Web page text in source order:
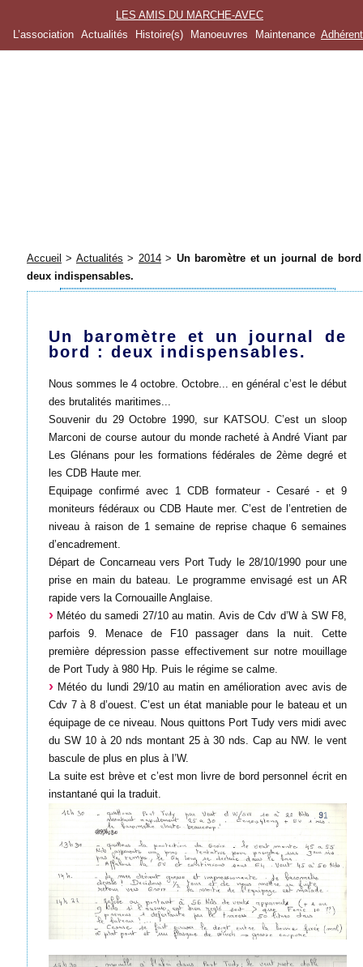
LES AMIS DU MARCHE-AVEC
L’association
Actualités Histoire(s) Manoeuvres Maintenance
Accueil > Actualités > 2014> Un baromètre et un journal de
deux indispensables.
Un baromètre et un journal de
bord : deux indispensables.
Nous sommes le 4 octobre. Octobre... en général c’est le début
des brutalités maritimes...
Souvenir du 29 Octobre 1990, sur KATSOU. C’est un sloop
Marconi de course autour du monde racheté à André Viant par
Les Glénans pour les formations fédérales de 2ème degré et
les CDB Haute mer.
Equipage confirmé avec 1 CDB formateur - Cesaré - et 9
moniteurs fédéraux ou CDB Haute mer. C’est de l’entretien de
niveau à raison de 1 semaine de reprise chaque 6 semaines
d’encadrement.
Départ de Concarneau vers Port Tudy le 28/10/1990 pour une
prise en main du bateau. Le programme envisagé est un AR
rapide vers la Cornouaille Anglaise.
Météo du samedi 27/10 au matin. Avis de Cdv d’W à SW F8,
parfois 9. Menace de F10 passager dans la nuit. Cette
première dépression passe effectivement sur notre mouillage
de Port Tudy à 980 Hp. Puis le régime se calme.
Météo du lundi 29/10 au matin en amélioration avec avis de
Cdv 7 à 8 d’ouest. C’est un état maniable pour le bateau et un
équipage de ce niveau. Nous quittons Port Tudy vers midi avec
du SW 10 à 20 nds montant 25 à 30 nds. Cap au NW. le vent
bascule de plus en plus à l’W.
La suite est brève et c’est mon livre de bord personnel écrit en
instantané qui la traduit.